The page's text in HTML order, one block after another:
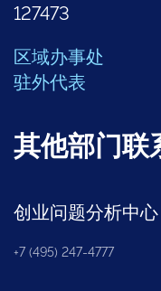
127473
区域办事处
驻外代表
其他部门联
创业问题分析中心
+7 (495) 247-4777